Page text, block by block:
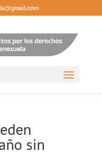
sin